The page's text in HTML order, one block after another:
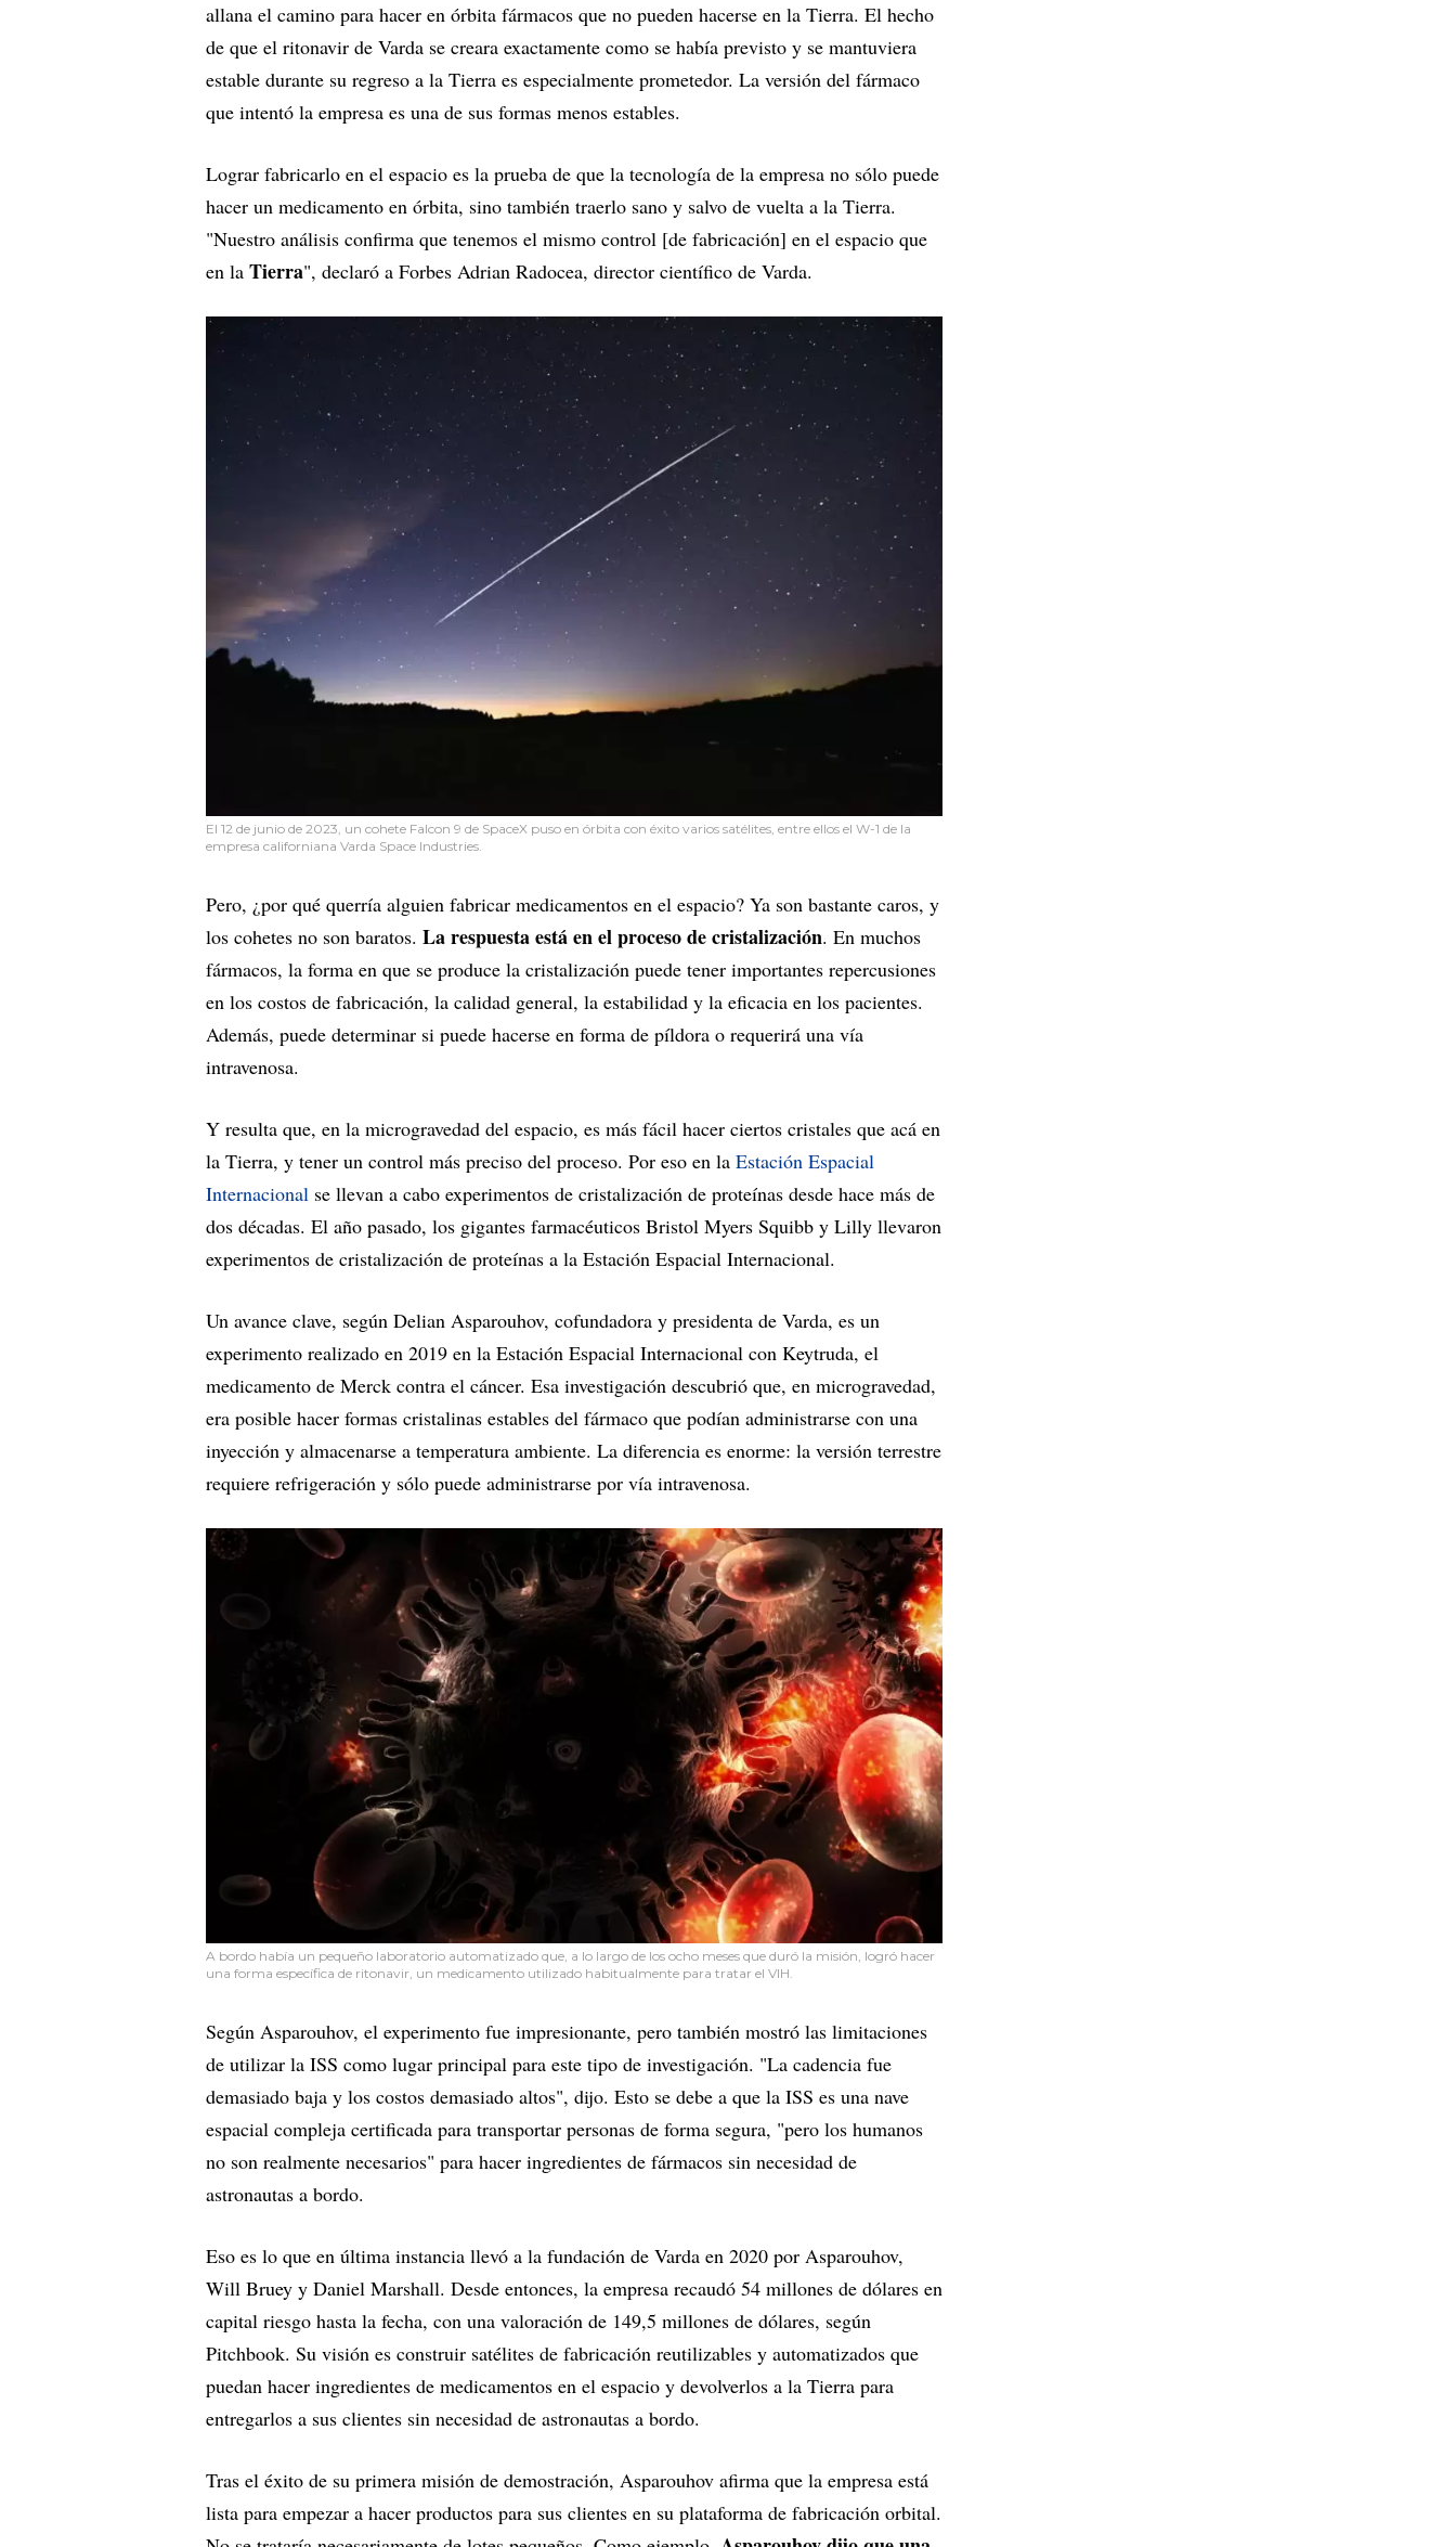
allana el camino para hacer en órbita fármacos que no pueden hacerse en la Tierra. El hecho
de que el ritonavir de Varda se creara exactamente como se había previsto y se mantuviera
estable durante su regreso a la Tierra es especialmente prometedor. La versión del fármaco
que intentó la empresa es una de sus formas menos estables.
Lograr fabricarlo en el espacio es la prueba de que la tecnología de la empresa no sólo puede
hacer un medicamento en órbita, sino también traerlo sano y salvo de vuelta a la Tierra.
"Nuestro análisis confirma que tenemos el mismo control [de fabricación] en el espacio que
en la Tierra", declaró a Forbes Adrian Radocea, director científico de Varda.
El 12 de junio de 2023, un cohete Falcon 9 de SpaceX puso en órbita con éxito varios satélites, entre ellos el W-1 de la
empresa californiana Varda Space Industries.
Pero, ¿por qué querría alguien fabricar medicamentos en el espacio? Ya son bastante caros, y
los cohetes no son baratos. La respuesta está en el proceso de cristalización. En muchos
fármacos, la forma en que se produce la cristalización puede tener importantes repercusiones
en los costos de fabricación, la calidad general, la estabilidad y la eficacia en los pacientes.
Además, puede determinar si puede hacerse en forma de píldora o requerirá una vía
intravenosa.
Y resulta que, en la microgravedad del espacio, es más fácil hacer ciertos cristales que acá en
la Tierra, y tener un control más preciso del proceso. Por eso en la Estación Espacial
Internacional se llevan a cabo experimentos de cristalización de proteínas desde hace más de
dos décadas. El año pasado, los gigantes farmacéuticos Bristol Myers Squibb y Lilly llevaron
experimentos de cristalización de proteínas a la Estación Espacial Internacional.
Un avance clave, según Delian Asparouhov, cofundadora y presidenta de Varda, es un
experimento realizado en 2019 en la Estación Espacial Internacional con Keytruda, el
medicamento de Merck contra el cáncer. Esa investigación descubrió que, en microgravedad,
era posible hacer formas cristalinas estables del fármaco que podían administrarse con una
inyección y almacenarse a temperatura ambiente. La diferencia es enorme: la versión terrestre
requiere refrigeración y sólo puede administrarse por vía intravenosa.
A bordo había un pequeño laboratorio automatizado que, a lo largo de los ocho meses que duró la misión, logró hacer
una forma específica de ritonavir, un medicamento utilizado habitualmente para tratar el VIH.
Según Asparouhov, el experimento fue impresionante, pero también mostró las limitaciones
de utilizar la ISS como lugar principal para este tipo de investigación. "La cadencia fue
demasiado baja y los costos demasiado altos", dijo. Esto se debe a que la ISS es una nave
espacial compleja certificada para transportar personas de forma segura, "pero los humanos
no son realmente necesarios" para hacer ingredientes de fármacos sin necesidad de
astronautas a bordo.
Eso es lo que en última instancia llevó a la fundación de Varda en 2020 por Asparouhov,
Will Bruey y Daniel Marshall. Desde entonces, la empresa recaudó 54 millones de dólares en
capital riesgo hasta la fecha, con una valoración de 149,5 millones de dólares, según
Pitchbook. Su visión es construir satélites de fabricación reutilizables y automatizados que
puedan hacer ingredientes de medicamentos en el espacio y devolverlos a la Tierra para
entregarlos a sus clientes sin necesidad de astronautas a bordo.
Tras el éxito de su primera misión de demostración, Asparouhov afirma que la empresa está
lista para empezar a hacer productos para sus clientes en su plataforma de fabricación orbital.